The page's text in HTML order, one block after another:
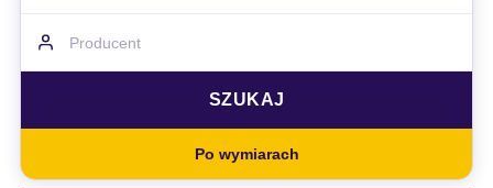
Po wymiarach